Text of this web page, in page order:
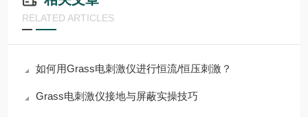
RELATED ARTICLES
如何用Grass电刺激仪进行恒流/恒压刺激？
Grass电刺激仪接地与屏蔽实操技巧